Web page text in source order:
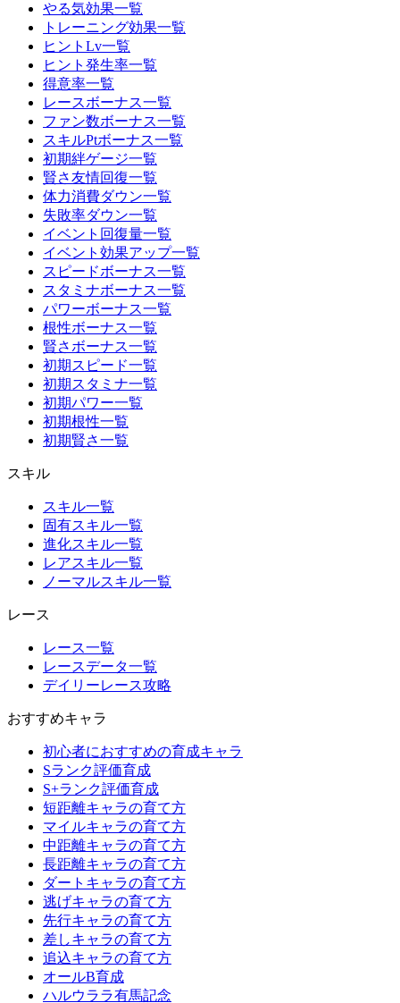
やる気効果一覧
トレーニング効果一覧
ヒントLv一覧
ヒント発生率一覧
得意率一覧
レースボーナス一覧
ファン数ボーナス一覧
スキルPtボーナス一覧
初期絆ゲージ一覧
賢さ友情回復一覧
体力消費ダウン一覧
失敗率ダウン一覧
イベント回復量一覧
イベント効果アップ一覧
スピードボーナス一覧
スタミナボーナス一覧
パワーボーナス一覧
根性ボーナス一覧
賢さボーナス一覧
初期スピード一覧
初期スタミナ一覧
初期パワー一覧
初期根性一覧
初期賢さ一覧
スキル
スキル一覧
固有スキル一覧
進化スキル一覧
レアスキル一覧
ノーマルスキル一覧
レース
レース一覧
レースデータ一覧
デイリーレース攻略
おすすめキャラ
初心者におすすめの育成キャラ
Sランク評価育成
S+ランク評価育成
短距離キャラの育て方
マイルキャラの育て方
中距離キャラの育て方
長距離キャラの育て方
ダートキャラの育て方
逃げキャラの育て方
先行キャラの育て方
差しキャラの育て方
追込キャラの育て方
オールB育成
ハルウララ有馬記念